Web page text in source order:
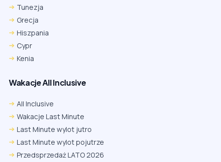
Tunezja
Grecja
Hiszpania
Cypr
Kenia
Wakacje All Inclusive
All Inclusive
Wakacje Last Minute
Last Minute wylot jutro
Last Minute wylot pojutrze
Przedsprzedaż LATO 2026